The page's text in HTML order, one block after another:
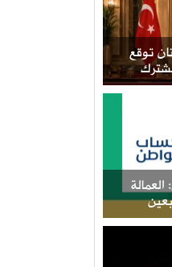
توقع